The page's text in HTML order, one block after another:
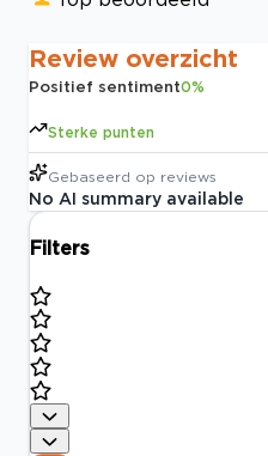
Review overzicht
Positief sentiment0%
Sterke punten
Gebaseerd op reviews
No AI summary available
Filters